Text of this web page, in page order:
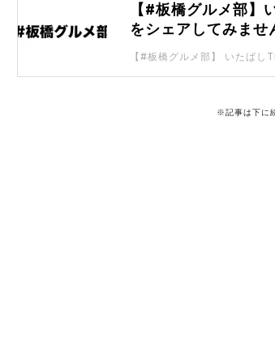
【#板橋グルメ部】
をシェアしてみませ
※記事は下に